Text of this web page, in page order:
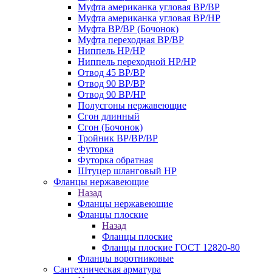
Муфта американка угловая ВР/ВР
Муфта американка угловая ВР/НР
Муфта ВР/ВР (Бочонок)
Муфта переходная ВР/ВР
Ниппель НР/НР
Ниппель переходной НР/НР
Отвод 45 ВР/ВР
Отвод 90 ВР/ВР
Отвод 90 ВР/НР
Полусгоны нержавеющие
Сгон длинный
Сгон (Бочонок)
Тройник ВР/ВР/ВР
Футорка
Футорка обратная
Штуцер шланговый НР
Фланцы нержавеющие
Назад
Фланцы нержавеющие
Фланцы плоские
Назад
Фланцы плоские
Фланцы плоские ГОСТ 12820-80
Фланцы воротниковые
Сантехническая арматура